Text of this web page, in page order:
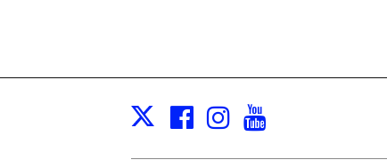
X Facebook
Instagram